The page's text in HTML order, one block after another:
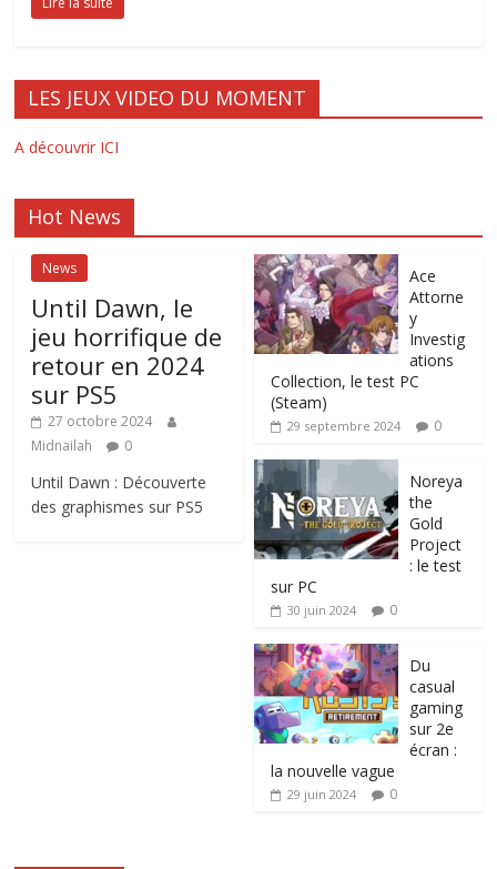
LES JEUX VIDEO DU MOMENT
A découvrir ICI
Hot News
News
Until Dawn, le
jeu horrifique de
retour en 2024
sur PS5
27 octobre 2024
Midnailah
0
Until Dawn : Découverte
des graphismes sur PS5
Ace
Attorne
y
Investig
ations
Collection, le test PC
(Steam)
29 septembre 2024 0
Noreya
the
Gold
Project
: le test
sur PC
30 juin 2024 0
Du
casual
gaming
sur 2e
écran :
la nouvelle vague
29 juin 2024 0